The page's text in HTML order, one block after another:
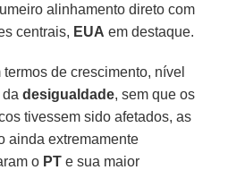
alinhamento direto com
centrais, EUA em destaque.
de crescimento, nível
dadesigualdade, sem que os
tivessem sido afetados, as
ainda extremamente
o PT e sua maior